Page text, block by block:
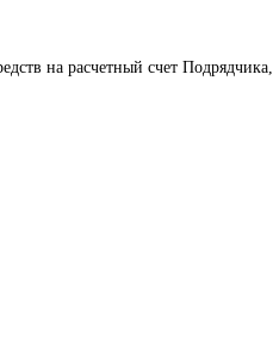
на расчетный счет Подрядчика,